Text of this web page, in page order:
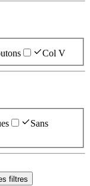
Col V
Sans
filtres